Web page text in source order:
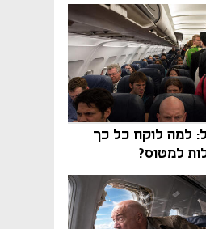
למה לוקח כל כך
למטוס?